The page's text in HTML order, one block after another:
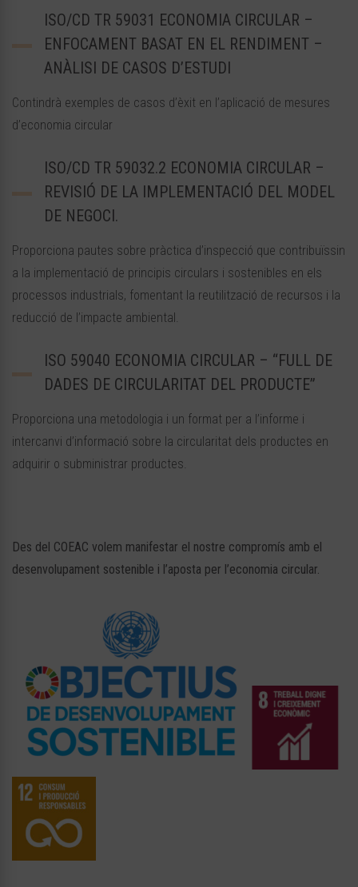
ISO/CD TR 59031 ECONOMIA CIRCULAR –
ENFOCAMENT BASAT EN EL RENDIMENT –
ANÀLISI DE CASOS D’ESTUDI
Contindrà exemples de casos d’èxit en l’aplicació de mesures
d’economia circular
ISO/CD TR 59032.2 ECONOMIA CIRCULAR –
REVISIÓ DE LA IMPLEMENTACIÓ DEL MODEL
DE NEGOCI.
Proporciona pautes sobre pràctica d’inspecció que contribuïssin
a la implementació de principis circulars i sostenibles en els
processos industrials, fomentant la reutilització de recursos i la
reducció de l’impacte ambiental.
ISO 59040 ECONOMIA CIRCULAR – “FULL DE
DADES DE CIRCULARITAT DEL PRODUCTE”
Proporciona una metodologia i un format per a l’informe i
intercanvi d’informació sobre la circularitat dels productes en
adquirir o subministrar productes.
Des del COEAC volem manifestar el nostre compromís amb el
desenvolupament sostenible i l’aposta per l’economia circular.